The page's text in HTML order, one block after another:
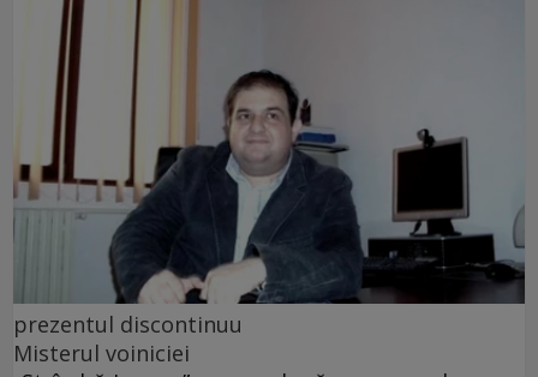
prezentul discontinuu
Misterul voiniciei